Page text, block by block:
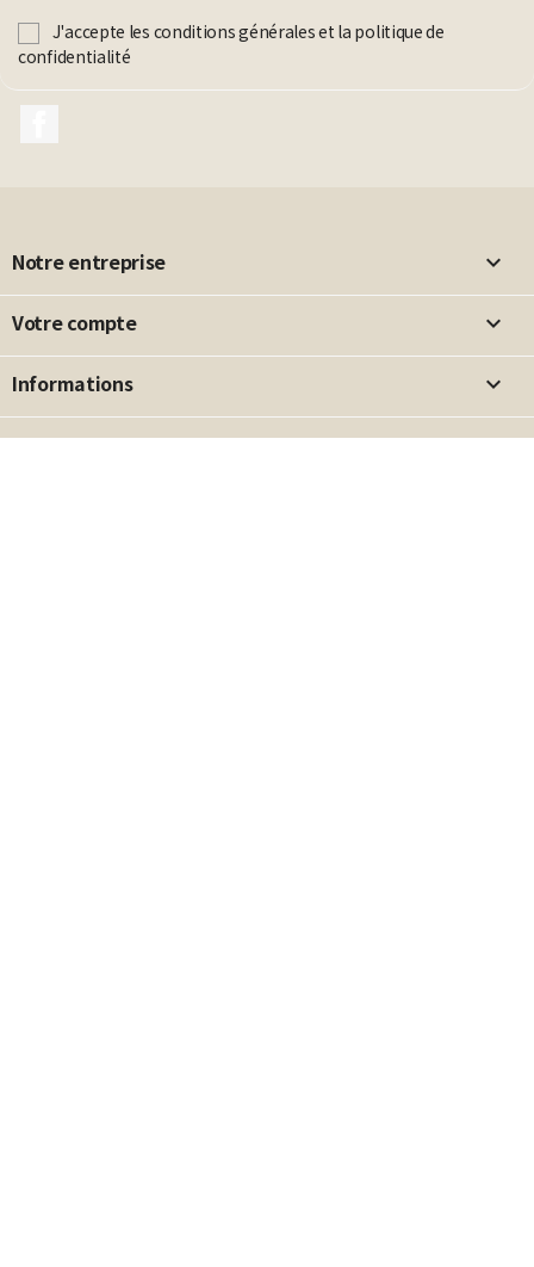
J'accepte les conditions générales et la politique de
confidentialité
Notre entreprise 
Votre compte 
Informations keyboard_arrow_down